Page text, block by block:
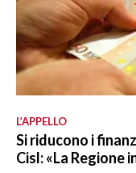
L’APPELLO
Si riducono i
Cisl: «La Regione